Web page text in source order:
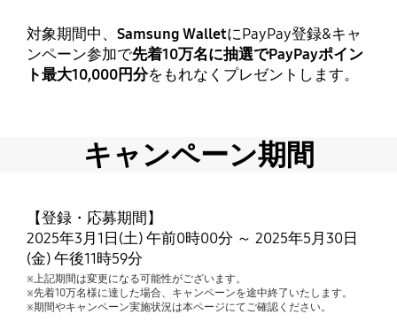
対象期間中、 Samsung WalletにPayPay登録&キャ
ンペーン参加で先着10万名に抽選でPayPayポイン
ト最大10,000円分をもれなくプレゼントします。
キャンペーン期間
【登録・応募期間】
2025年3月1日(土) 午前0時00分 ～ 2025年5月30日
(金) 午後11時59分
※上記期間は変更になる可能性がございます。
※先着10万名様に達した場合、キャンペーンを途中終了いたします。
※期間やキャンペーン実施状況は本ページにてご確認ください。